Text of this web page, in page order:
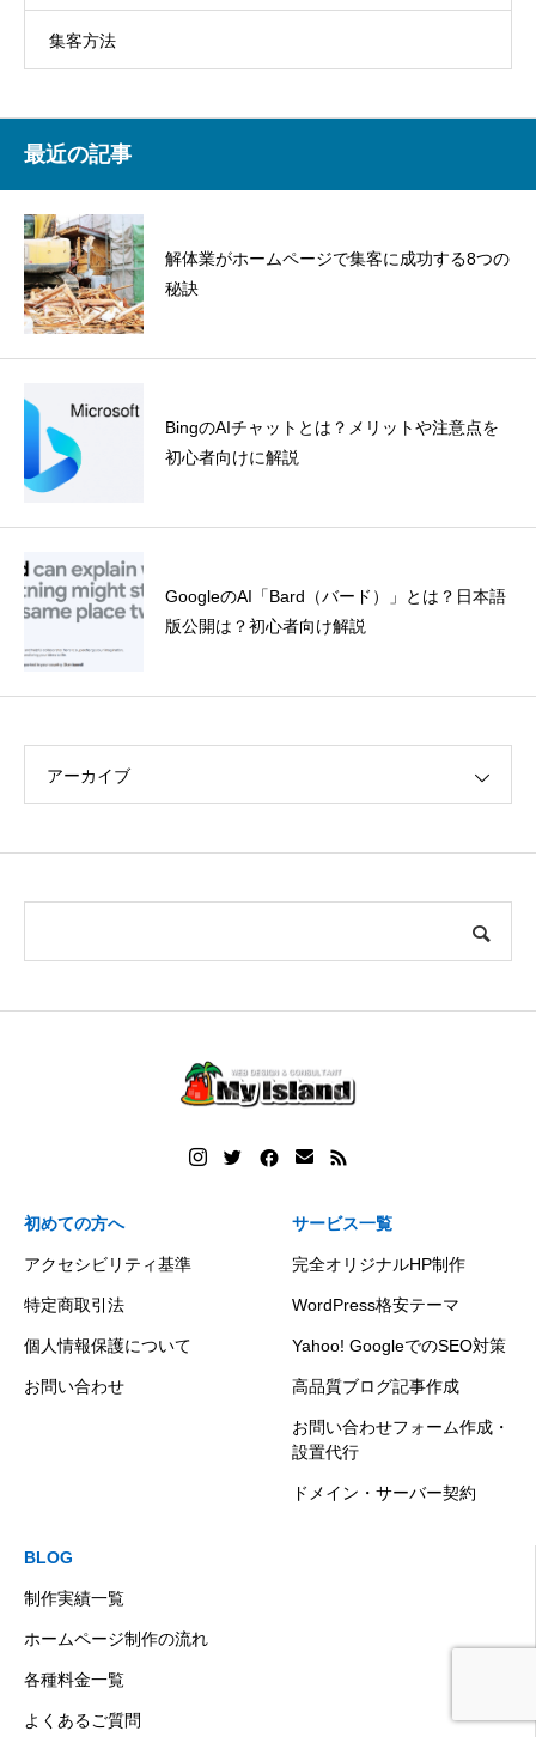
集客方法
最近の記事
解体業がホームページで集客に成功する8つの
秘訣
BingのAIチャットとは？メリットや注意点を
初心者向けに解説
GoogleのAI「Bard（バード）」とは？日本語
版公開は？初心者向け解説
アーカイブ
初めての方へ
アクセシビリティ基準
特定商取引法
個人情報保護について
お問い合わせ
サービス一覧
完全オリジナルHP制作
WordPress格安テーマ
Yahoo! GoogleでのSEO対策
高品質ブログ記事作成
お問い合わせフォーム作成・
設置代行
ドメイン・サーバー契約
BLOG
制作実績一覧
ホームページ制作の流れ
各種料金一覧
よくあるご質問